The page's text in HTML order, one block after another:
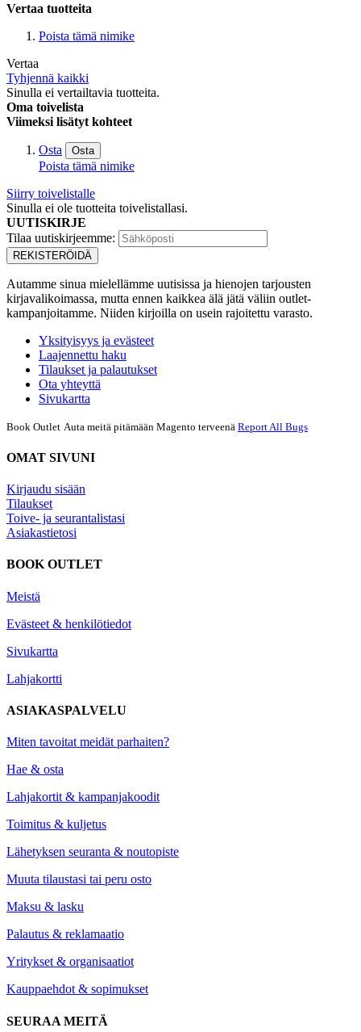
Vertaa tuotteita
Poista tämä nimike
Vertaa
Tyhjennä kaikki
Sinulla ei vertailtavia tuotteita.
Oma toivelista
Viimeksi lisätyt kohteet
Osta Osta
Poista tämä nimike
Siirry toivelistalle
Sinulla ei ole tuotteita toivelistallasi.
UUTISKIRJE
Tilaa uutiskirjeemme:
REKISTERÖIDÄ
Autamme sinua mielellämme uutisissa ja hienojen tarjousten
kirjavalikoimassa, mutta ennen kaikkea älä jätä väliin outlet-
kampanjoitamme. Niiden kirjoilla on usein rajoitettu varasto.
Yksityisyys ja evästeet
Laajennettu haku
Tilaukset ja palautukset
Ota yhteyttä
Sivukartta
Book Outlet Auta meitä pitämään Magento terveenä Report All Bugs
OMAT SIVUNI
Kirjaudu sisään
Tilaukset
Toive- ja seurantalistasi
Asiakastietosi
BOOK OUTLET
Meistä
Evästeet & henkilötiedot
Sivukartta
Lahjakortti
ASIAKASPALVELU
Miten tavoitat meidät parhaiten?
Hae & osta
Lahjakortit & kampanjakoodit
Toimitus & kuljetus
Lähetyksen seuranta & noutopiste
Muuta tilaustasi tai peru osto
Maksu & lasku
Palautus & reklamaatio
Yritykset & organisaatiot
Kauppaehdot & sopimukset
SEURAA MEITÄ